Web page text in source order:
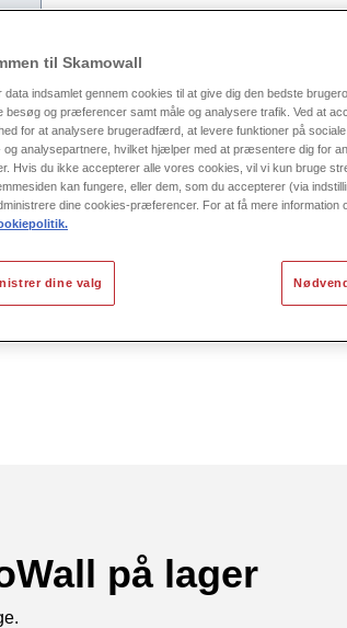
på lager
til Skamowall
data indsamlet gennem cookies til at give dig den bedste
besøg og præferencer samt måle og analysere trafik. Ved at
for at analysere brugeradfærd, at levere funktioner på
og analysepartnere, hvilket hjælper med at præsentere dig for
Hvis du ikke accepterer alle vores cookies, vil vi kun bruge
kan fungere, eller dem, som du accepterer (via
dine cookies-præferencer. For at få mere
dine valg